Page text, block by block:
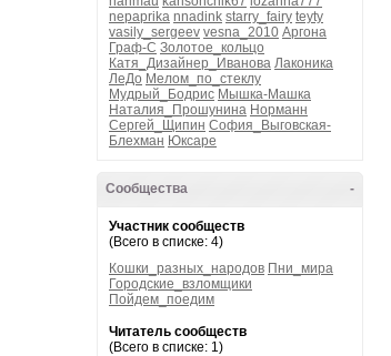
nepaprika nnadink starry_fairy teyty
vasily_sergeev vesna_2010 Аргона
Граф-С Золотое_кольцо
Катя_Дизайнер_Иванова Лаконика
ЛеДо Мелом_по_стеклу
Мудрый_Бодрис Мышка-Машка
Наталия_Прошунина Норманн
Сергей_Щипин София_Выговская-
Блехман Юксаре
-
Сообщества
Участник сообществ
(Всего в списке: 4)
Кошки_разных_народов Пни_мира
Городские_взломщики
Пойдем_поедим
Читатель сообществ
(Всего в списке: 1)